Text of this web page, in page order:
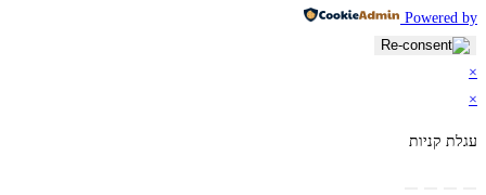
Powered by
×
×
עגלת קניות